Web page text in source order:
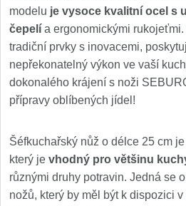
modelu je vysoce kvalitní ocel s
čepelí a ergonomickými
tradiční prvky s inovacemi,
nepřekonatelný výkon ve vaší
dokonalého krájení s noži
přípravy oblíbených jídel!
Šéfkuchařský nůž o délce 25 cm
který je vhodný pro většinu
různými druhy potravin. Jedná se
nožů, který by měl být k dispozici